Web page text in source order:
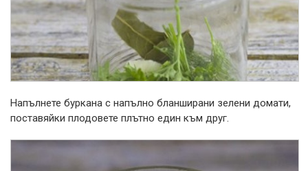
Напълнете буркана с напълно бланширани зелени домати,
поставяйки плодовете плътно един към друг.